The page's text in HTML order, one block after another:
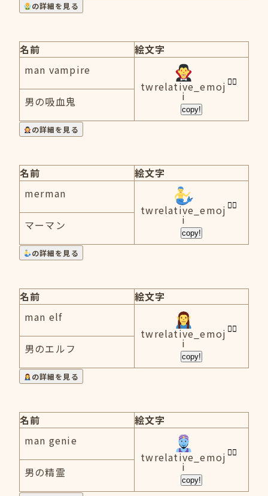
の詳細を見る
名前
絵文字
man vampire
twrelative_emoj
i
copy!
男の吸血鬼
の詳細を見る
名前
絵文字
merman
twrelative_emoj
i
copy!
マーマン
の詳細を見る
名前
絵文字
man elf
twrelative_emoj
i
copy!
男のエルフ
の詳細を見る
名前
絵文字
man genie
twrelative_emoj
i
copy!
男の精霊